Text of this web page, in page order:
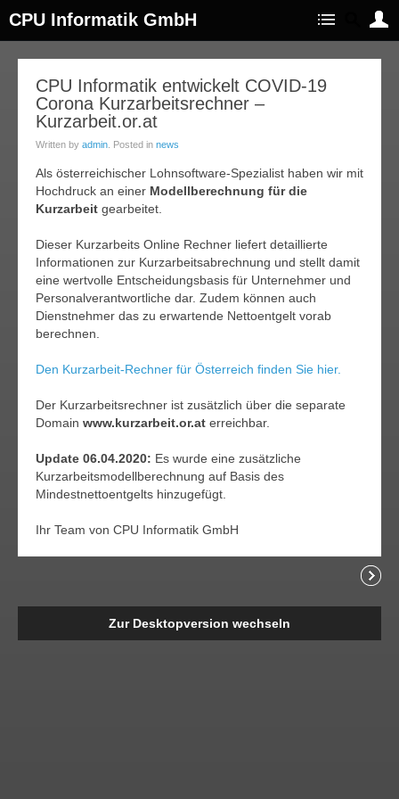
CPU Informatik GmbH
CPU Informatik entwickelt COVID-19
Corona Kurzarbeitsrechner –
Kurzarbeit.or.at
Written by admin . Posted in news
Als österreichischer Lohnsoftware-Spezialist haben wir mit
Hochdruck an einer Modellberechnung für die
Kurzarbeit gearbeitet.
Dieser Kurzarbeits Online Rechner liefert detaillierte
Informationen zur Kurzarbeitsabrechnung und stellt damit
eine wertvolle Entscheidungsbasis für Unternehmer und
Personalverantwortliche dar. Zudem können auch
Dienstnehmer das zu erwartende Nettoentgelt vorab
berechnen.
Den Kurzarbeit-Rechner für Österreich finden Sie hier.
Der Kurzarbeitsrechner ist zusätzlich über die separate
Domain www.kurzarbeit.or.at erreichbar.
Update 06.04.2020: Es wurde eine zusätzliche
Kurzarbeitsmodellberechnung auf Basis des
Mindestnettoentgelts hinzugefügt.
Ihr Team von CPU Informatik GmbH
Zur Desktopversion wechseln